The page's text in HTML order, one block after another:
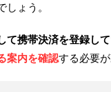
ょう。
て携帯決済を登録し
案内を確認する必要が